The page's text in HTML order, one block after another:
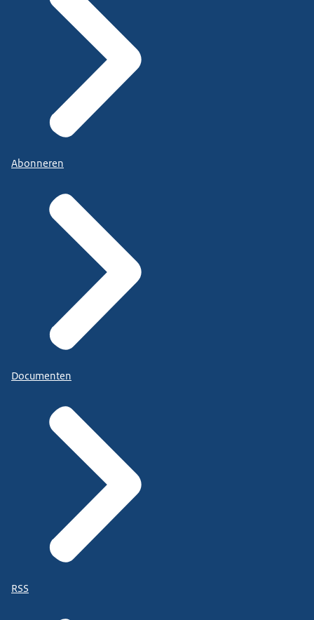
Abonneren
Documenten
RSS